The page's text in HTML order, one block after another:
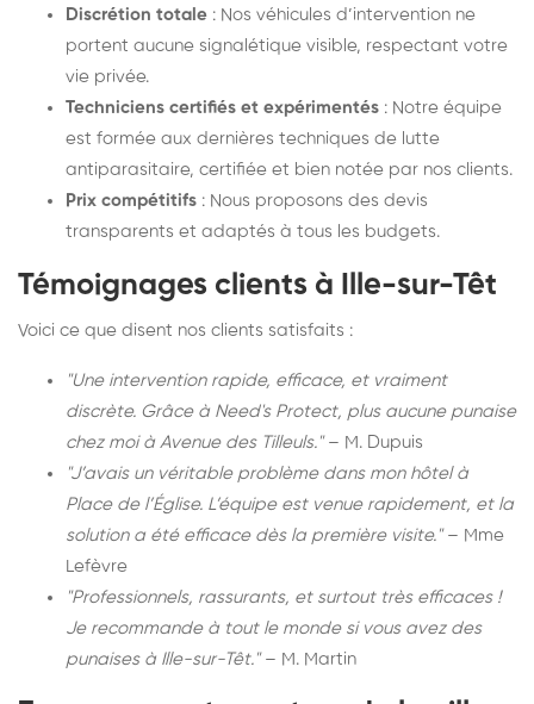
Discrétion totale : Nos véhicules d’intervention ne
portent aucune signalétique visible, respectant votre
vie privée.
Techniciens certifiés et expérimentés : Notre équipe
est formée aux dernières techniques de lutte
antiparasitaire, certifiée et bien notée par nos clients.
Prix compétitifs : Nous proposons des devis
transparents et adaptés à tous les budgets.
Témoignages clients à Ille-sur-Têt
Voici ce que disent nos clients satisfaits :
"Une intervention rapide, efficace, et vraiment
discrète. Grâce à Need's Protect, plus aucune punaise
chez moi à Avenue des Tilleuls." – M. Dupuis
"J’avais un véritable problème dans mon hôtel à
Place de l’Église. L’équipe est venue rapidement, et la
solution a été efficace dès la première visite." – Mme
Lefèvre
"Professionnels, rassurants, et surtout très efficaces !
Je recommande à tout le monde si vous avez des
punaises à Ille-sur-Têt." – M. Martin